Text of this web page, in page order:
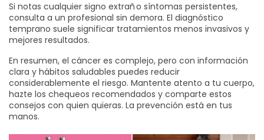
Si notas cualquier signo extrañ o síntomas persistentes,
consulta a un profesional sin demora. El diagnóstico
temprano suele significar tratamientos menos invasivos y
mejores resultados.
En resumen, el cáncer es complejo, pero con información
clara y hábitos saludables puedes reducir
considerablemente el riesgo. Mantente atento a tu cuerpo,
hazte los chequeos recomendados y comparte estos
consejos con quien quieras. La prevención está en tus
manos.